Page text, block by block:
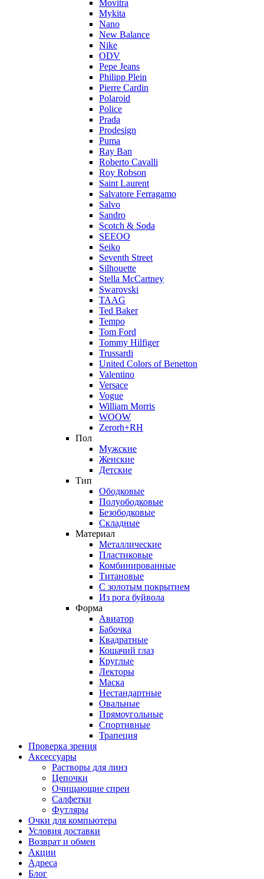
Movitra
Mykita
Nano
New Balance
Nike
ODV
Pepe Jeans
Philipp Plein
Pierre Cardin
Polaroid
Police
Prada
Prodesign
Puma
Ray Ban
Roberto Cavalli
Roy Robson
Saint Laurent
Salvatore Ferragamo
Salvo
Sandro
Scotch & Soda
SEEOO
Seiko
Seventh Street
Silhouette
Stella McCartney
Swarovski
TAAG
Ted Baker
Tempo
Tom Ford
Tommy Hilfiger
Trussardi
United Colors of Benetton
Valentino
Versace
Vogue
William Morris
WOOW
Zerorh+RH
Пол
Мужские
Женские
Детские
Тип
Ободковые
Полуободковые
Безободковые
Складные
Материал
Металлические
Пластиковые
Комбинированные
Титановые
С золотым покрытием
Из рога буйвола
Форма
Авиатор
Бабочка
Квадратные
Кошачий глаз
Круглые
Лекторы
Маска
Нестандартные
Овальные
Прямоугольные
Спортивные
Трапеция
Проверка зрения
Аксессуары
Растворы для линз
Цепочки
Очищающие спреи
Салфетки
Футляры
Очки для компьютера
Условия доставки
Возврат и обмен
Акции
Адреса
Блог